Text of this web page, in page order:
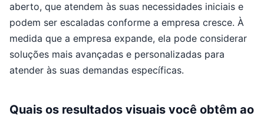
aberto, que atendem às suas necessidades iniciais e
podem ser escaladas conforme a empresa cresce. À
medida que a empresa expande, ela pode considerar
soluções mais avançadas e personalizadas para
atender às suas demandas específicas.
Quais os resultados visuais você obtêm ao